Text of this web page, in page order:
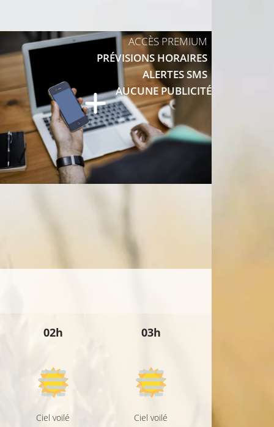
29°C
29°C
30°C
ACCÈS PREMIUM
PRÉVISIONS HORAIRES
ALERTES SMS
AUCUNE PUBLICITÉ
02h
Ciel voilé
03h
Ciel voilé